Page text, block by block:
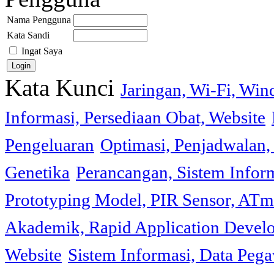
Nama Pengguna
Kata Sandi
Ingat Saya
Kata Kunci Jaringan, Wi-Fi,
Informasi, Persediaan Obat, Website
Pengeluaran Optimasi,
Genetika Perancangan, Sistem
Prototyping Model, PIR Sensor,
Akademik, Rapid Application
Website Sistem Informasi, Data